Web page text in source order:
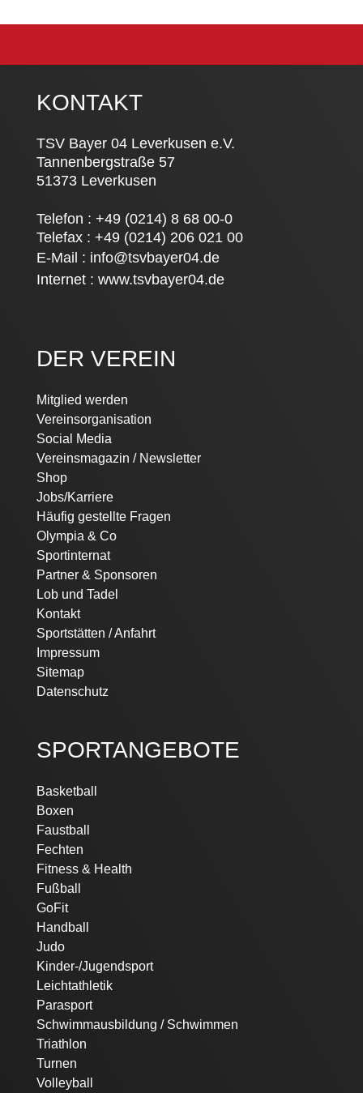
KONTAKT
TSV Bayer 04 Leverkusen e.V.
Tannenbergstraße 57
51373 Leverkusen
Telefon : +49 (0214) 8 68 00-0
Telefax : +49 (0214) 206 021 00
E-Mail : info@tsvbayer04.de
Internet : www.tsvbayer04.de
DER VEREIN
Navigation
überspringen
Mitglied werden
Vereinsorganisation
Social Media
Vereinsmagazin / Newsletter
Shop
Jobs/Karriere
Häufig gestellte Fragen
Olympia & Co
Sportinternat
Partner & Sponsoren
Lob und Tadel
Kontakt
Sportstätten / Anfahrt
Impressum
Sitemap
Datenschutz
SPORTANGEBOTE
Navigation
überspringen
Basketball
Boxen
Faustball
Fechten
Fitness & Health
Fußball
GoFit
Handball
Judo
Kinder-/Jugendsport
Leichtathletik
Parasport
Schwimmausbildung / Schwimmen
Triathlon
Turnen
Volleyball